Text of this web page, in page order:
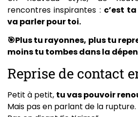
rencontres inspirantes : c’est
va parler pour toi.
🎯Plus tu rayonnes, plus tu
moins tu tombes dans la
Reprise de contact
Petit à petit, tu vas pouvoir
Mais pas en parlant de la rupture.